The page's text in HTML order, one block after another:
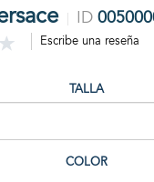
ID
Escribe una reseña
TALLA
COLOR